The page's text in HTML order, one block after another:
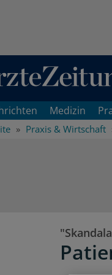
Inhaltsbereich
Medizin
Praxis & Wirtschaft